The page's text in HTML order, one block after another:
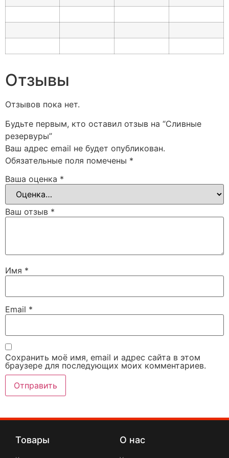
Отзывы
Отзывов пока нет.
Будьте первым, кто оставил отзыв на “Сливные
резервуры”
Ваш адрес email не будет опубликован.
Обязательные поля помечены *
Ваша оценка *
Ваш отзыв *
Имя *
Email *
Сохранить моё имя, email и адрес сайта в этом
браузере для последующих моих комментариев.
Товары О нас